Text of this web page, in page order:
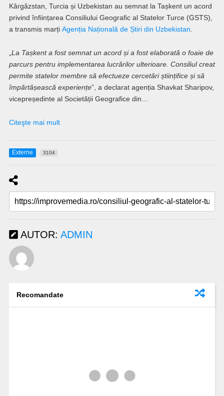
Kârgâzstan, Turcia și Uzbekistan au semnat la Tașkent un acord
privind înființarea Consiliului Geografic al Statelor Turce (GSTS),
a transmis marți Agenția Națională de Știri din Uzbekistan.
La Tașkent a fost semnat un acord și a fost elaborată o foaie de
parcurs pentru implementarea lucrărilor ulterioare. Consiliul creat
permite statelor membre să efectueze cercetări științifice și să
împărtășească experiențe”, a declarat agenția Shavkat Sharipov,
vicepreședinte al Societății Geografice din…
Citeşte mai mult
Externe 3104
AUTOR: ADMIN
Recomandate